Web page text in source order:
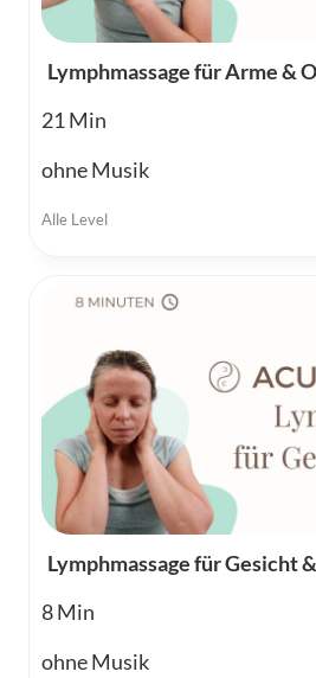
Lymphmassage für Arme &
21
ohne Musik
Alle Level
Lymphmassage für Gesicht
8
ohne Musik